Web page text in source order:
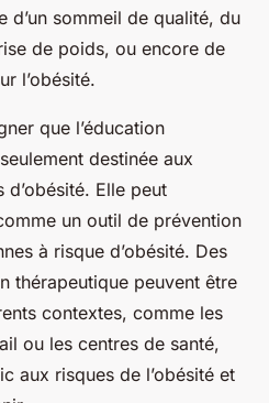
d’un sommeil de qualité, du
de poids, ou encore de
l’obésité.
que l’éducation
destinée aux
d’obésité. Elle peut
un outil de prévention
à risque d’obésité. Des
thérapeutique peuvent être
contextes, comme les
ou les centres de santé,
aux risques de l’obésité et